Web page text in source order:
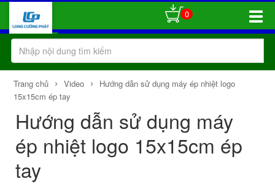
Toggle
0
Trang chủ › Video ›
Hướng dẫn sử dụng máy ép nhiệt logo
15x15cm ép tay
Hướng dẫn sử dụng máy
ép nhiệt logo 15x15cm ép
tay